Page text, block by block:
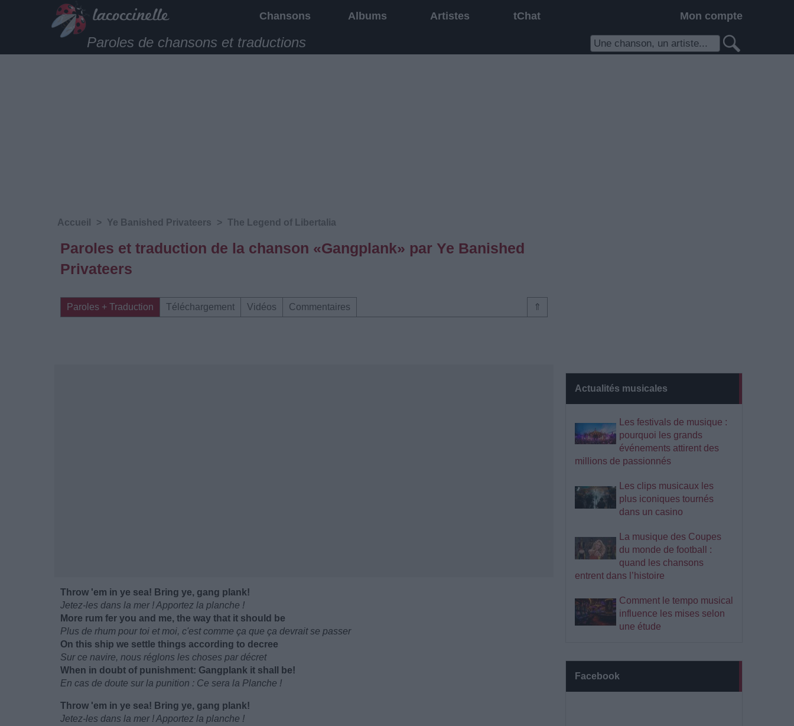
Chansons Albums Artistes tChat Mon compte
Paroles de chansons et traductions
Actualités musicales
Les festivals de musique :
pourquoi les grands
événements attirent des
millions de passionnés
Les clips musicaux les
plus iconiques tournés
dans un casino
La musique des Coupes
du monde de football :
quand les chansons
entrent dans l’histoire
Comment le tempo musical
influence les mises selon
une étude
Facebook
Accueil > Ye Banished Privateers > The Legend of Libertalia
Paroles et traduction de la chanson «Gangplank» par Ye Banished
Privateers
⇑
Paroles + Traduction Téléchargement Vidéos Commentaires
Throw 'em in ye sea! Bring ye, gang plank!
Jetez-les dans la mer ! Apportez la planche !
More rum fer you and me, the way that it should be
Plus de rhum pour toi et moi, c'est comme ça que ça devrait se passer
On this ship we settle things according to decree
Sur ce navire, nous réglons les choses par décret
When in doubt of punishment: Gangplank it shall be!
En cas de doute sur la punition : Ce sera la Planche !
Throw 'em in ye sea! Bring ye, gang plank!
Jetez-les dans la mer ! Apportez la planche !